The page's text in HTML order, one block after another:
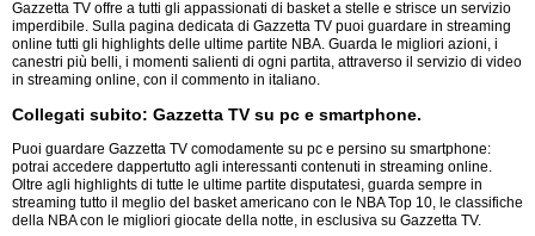
Gazzetta TV offre a tutti gli appassionati di basket a stelle e strisce un servizio
imperdibile. Sulla pagina dedicata di Gazzetta TV puoi guardare in streaming
online tutti gli highlights delle ultime partite NBA. Guarda le migliori azioni, i
canestri più belli, i momenti salienti di ogni partita, attraverso il servizio di video
in streaming online, con il commento in italiano.
Collegati subito: Gazzetta TV su pc e smartphone.
Puoi guardare Gazzetta TV comodamente su pc e persino su smartphone:
potrai accedere dappertutto agli interessanti contenuti in streaming online.
Oltre agli highlights di tutte le ultime partite disputatesi, guarda sempre in
streaming tutto il meglio del basket americano con le NBA Top 10, le classifiche
della NBA con le migliori giocate della notte, in esclusiva su Gazzetta TV.